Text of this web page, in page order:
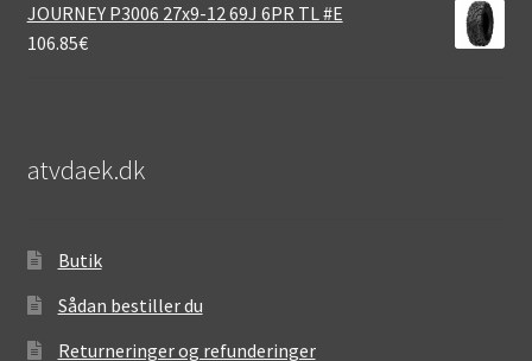
JOURNEY P3006 27x9-12 69J 6PR TL #E
106.85€
atvdaek.dk
Butik
Sådan bestiller du
Returneringer og refunderinger